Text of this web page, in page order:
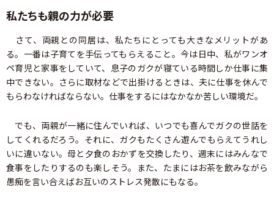
私たちも親の力が必要
さて、両親との同居は、私たちにとっても大きなメリットがあ
る。一番は子育てを手伝ってもらえること。今は日中、私がワンオ
ペ育児と家事をしていて、息子のガクが寝ている時間しか仕事に集
中できない。さらに取材などで出掛けるときは、夫に仕事を休んで
もらわなければならない。仕事をするにはなかなか苦しい環境だ。
でも、両親が一緒に住んでいれば、いつでも喜んでガクの世話を
してくれるだろう。それに、ガクもたくさん遊んでもらえてうれし
いに違いない。母と夕食のおかずを交換したり、週末にはみんなで
食事をしたりするのも楽しそう。また、たまにはお茶を飲みながら
愚痴を言い合えばお互いのストレス発散にもなる。